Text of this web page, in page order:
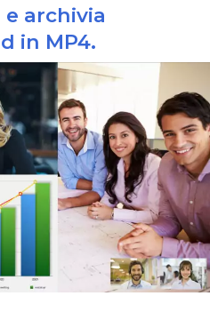
e archivia
in MP4.